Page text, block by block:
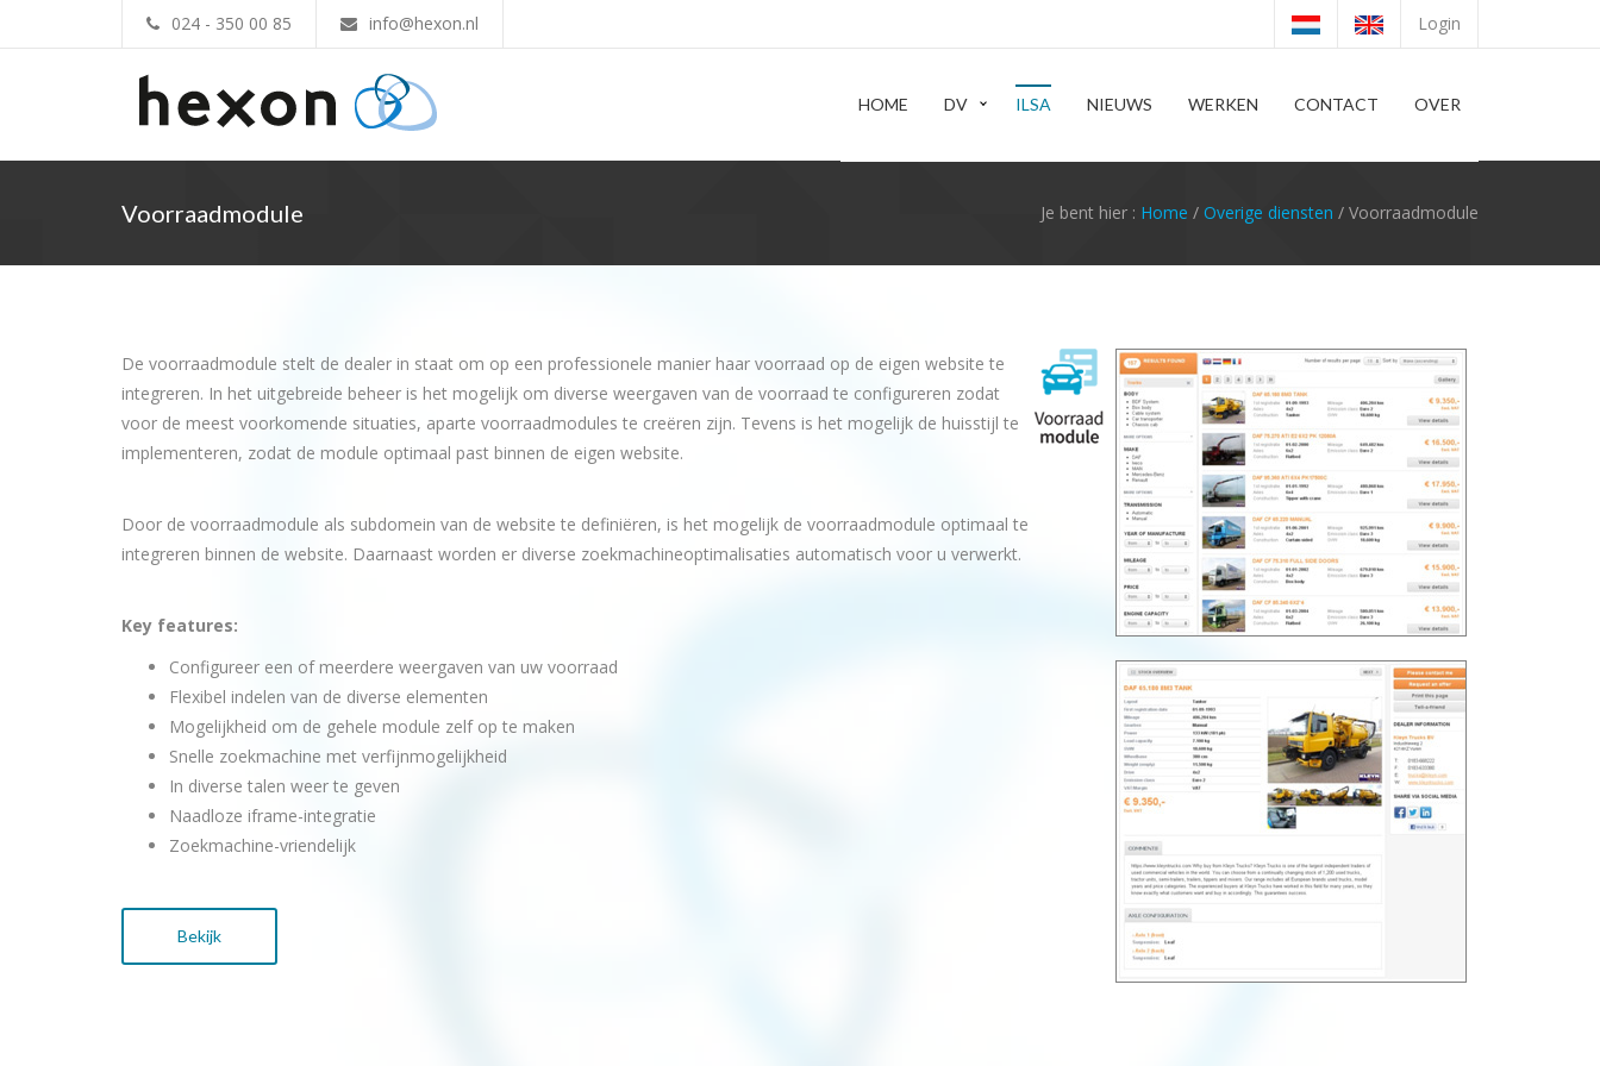
024 - 350 00 85 info@hexon.nl Login
HOME DV ILSA NIEUWS WERKEN CONTACT OVER
Voorraadmodule Je bent hier : Home / Overige diensten / Voorraadmodule
De voorraadmodule stelt de dealer in staat om op een professionele manier haar voorraad op de eigen website te
integreren. In het uitgebreide beheer is het mogelijk om diverse weergaven van de voorraad te configureren zodat
voor de meest voorkomende situaties, aparte voorraadmodules te creëren zijn. Tevens is het mogelijk de huisstijl te
implementeren, zodat de module optimaal past binnen de eigen website.
Door de voorraadmodule als subdomein van de website te definiëren, is het mogelijk de voorraadmodule optimaal te
integreren binnen de website. Daarnaast worden er diverse zoekmachineoptimalisaties automatisch voor u verwerkt.
Key features:
Configureer een of meerdere weergaven van uw voorraad
Flexibel indelen van de diverse elementen
Mogelijkheid om de gehele module zelf op te maken
Snelle zoekmachine met verfijnmogelijkheid
In diverse talen weer te geven
Naadloze iframe-integratie
Zoekmachine-vriendelijk
Bekijk